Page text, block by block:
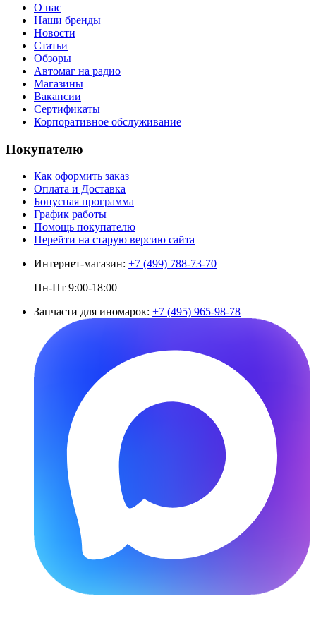
О нас
Наши бренды
Новости
Статьи
Обзоры
Автомаг на радио
Магазины
Вакансии
Сертификаты
Корпоративное обслуживание
Покупателю
Как оформить заказ
Оплата и Доставка
Бонусная программа
График работы
Помощь покупателю
Перейти на старую версию сайта
Интернет-магазин: +7 (499) 788-73-70
Пн-Пт 9:00-18:00
Запчасти для иномарок: +7 (495) 965-98-78